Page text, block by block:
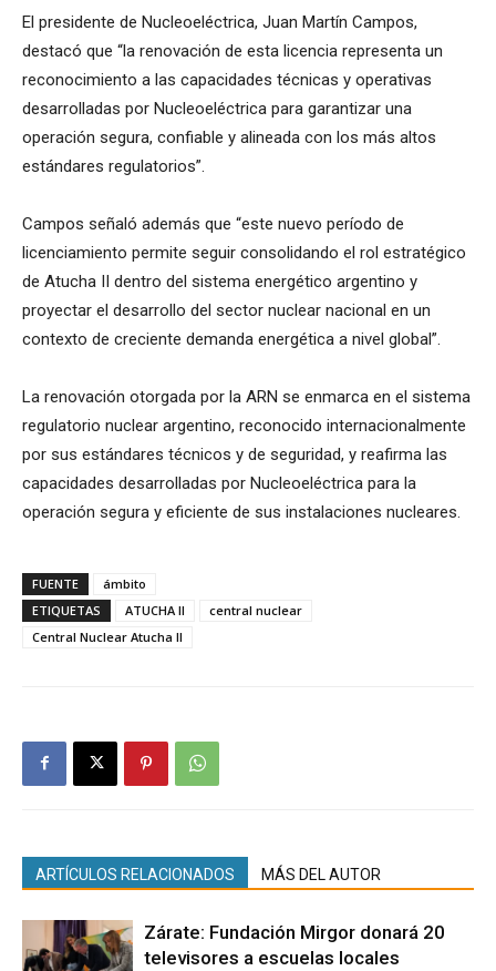
El presidente de Nucleoeléctrica, Juan Martín Campos,
destacó que “la renovación de esta licencia representa un
reconocimiento a las capacidades técnicas y operativas
desarrolladas por Nucleoeléctrica para garantizar una
operación segura, confiable y alineada con los más altos
estándares regulatorios”.
Campos señaló además que “este nuevo período de
licenciamiento permite seguir consolidando el rol estratégico
de Atucha II dentro del sistema energético argentino y
proyectar el desarrollo del sector nuclear nacional en un
contexto de creciente demanda energética a nivel global”.
La renovación otorgada por la ARN se enmarca en el sistema
regulatorio nuclear argentino, reconocido internacionalmente
por sus estándares técnicos y de seguridad, y reafirma las
capacidades desarrolladas por Nucleoeléctrica para la
operación segura y eficiente de sus instalaciones nucleares.
FUENTE
ámbito
ETIQUETAS
ATUCHA II
central nuclear
Central Nuclear Atucha II
ARTÍCULOS RELACIONADOS MÁS DEL AUTOR
Zárate: Fundación Mirgor donará 20
televisores a escuelas locales